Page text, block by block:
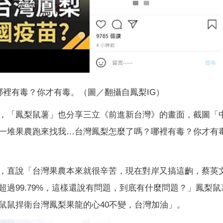
有毒？你才有毒。（圖／翻攝自鳳梨IG）
「鳳梨鼠薯」也分享三立《前進新台灣》的畫面，截圖「
堆果農跑來找我…台灣鳳梨怎麼了嗎？哪裡有毒？你才有
直說「台灣果農本來就很辛苦，現在對岸又搞這齣，蔡英
過99.79%，這樣還說有問題，到底有什麼問題？」鳳梨
捍衛台灣鳳梨果龍的心40不變，台灣加油」。